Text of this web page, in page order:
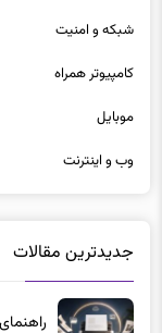
شبكه و امنيت
كامپيوتر همراه
موبايل
وب و اينترنت
جدیدترین مقالات